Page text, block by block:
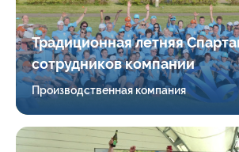
Традиционная летняя
сотрудников компании
Производственная компания